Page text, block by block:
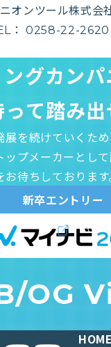
オンツール株式
： 0258-22-
ングカン
て踏み出
を続けていくた
ップメーカーとし
待ちしております
新卒エントリー
OG
HOME